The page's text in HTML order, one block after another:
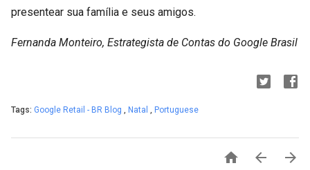
presentear sua família e seus amigos.
Fernanda Monteiro, Estrategista de Contas do Google Brasil
Tags: Google Retail - BR Blog , Natal , Portuguese
  